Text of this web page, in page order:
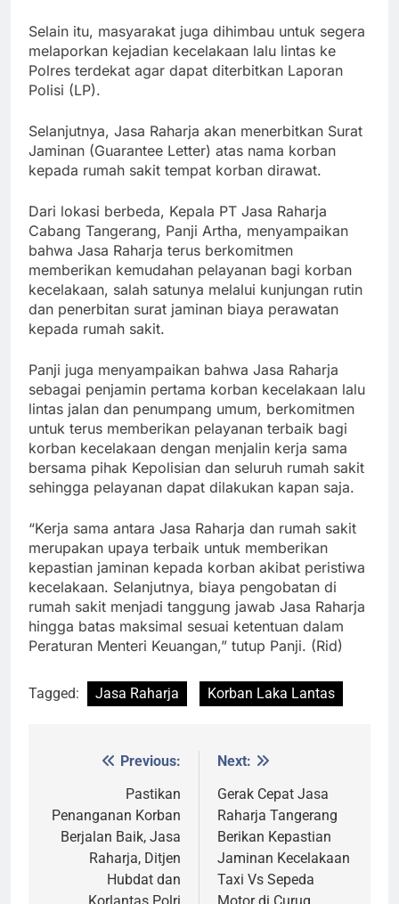
Selain itu, masyarakat juga dihimbau untuk segera
melaporkan kejadian kecelakaan lalu lintas ke
Polres terdekat agar dapat diterbitkan Laporan
Polisi (LP).
Selanjutnya, Jasa Raharja akan menerbitkan Surat
Jaminan (Guarantee Letter) atas nama korban
kepada rumah sakit tempat korban dirawat.
Dari lokasi berbeda, Kepala PT Jasa Raharja
Cabang Tangerang, Panji Artha, menyampaikan
bahwa Jasa Raharja terus berkomitmen
memberikan kemudahan pelayanan bagi korban
kecelakaan, salah satunya melalui kunjungan rutin
dan penerbitan surat jaminan biaya perawatan
kepada rumah sakit.
Panji juga menyampaikan bahwa Jasa Raharja
sebagai penjamin pertama korban kecelakaan lalu
lintas jalan dan penumpang umum, berkomitmen
untuk terus memberikan pelayanan terbaik bagi
korban kecelakaan dengan menjalin kerja sama
bersama pihak Kepolisian dan seluruh rumah sakit
sehingga pelayanan dapat dilakukan kapan saja.
“Kerja sama antara Jasa Raharja dan rumah sakit
merupakan upaya terbaik untuk memberikan
kepastian jaminan kepada korban akibat peristiwa
kecelakaan. Selanjutnya, biaya pengobatan di
rumah sakit menjadi tanggung jawab Jasa Raharja
hingga batas maksimal sesuai ketentuan dalam
Peraturan Menteri Keuangan,” tutup Panji. (Rid)
Tagged: Jasa Raharja Korban Laka Lantas
navigation
Previous:
Pastikan
Penanganan Korban
Berjalan Baik, Jasa
Raharja, Ditjen
Hubdat dan
Next:
Gerak Cepat Jasa
Raharja Tangerang
Berikan Kepastian
Jaminan Kecelakaan
Taxi Vs Sepeda